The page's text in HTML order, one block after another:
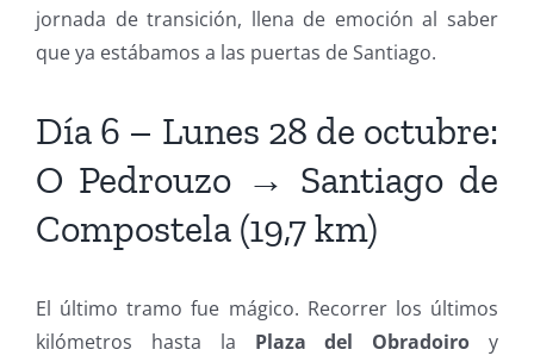
jornada de transición, llena de emoción al saber
que ya estábamos a las puertas de Santiago.
Día 6 – Lunes 28 de octubre:
O Pedrouzo → Santiago de
Compostela (19,7 km)
El último tramo fue mágico. Recorrer los últimos
kilómetros hasta la Plaza del Obradoiro y